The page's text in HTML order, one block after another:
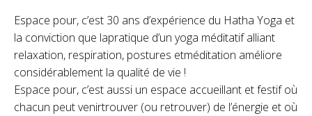
Espace pour, c’est 30 ans d’expérience du Hatha Yoga et
la conviction que lapratique d’un yoga méditatif alliant
relaxation, respiration, postures etméditation améliore
considérablement la qualité de vie !
Espace pour, c’est aussi un espace accueillant et festif où
chacun peut venirtrouver (ou retrouver) de l’énergie et où